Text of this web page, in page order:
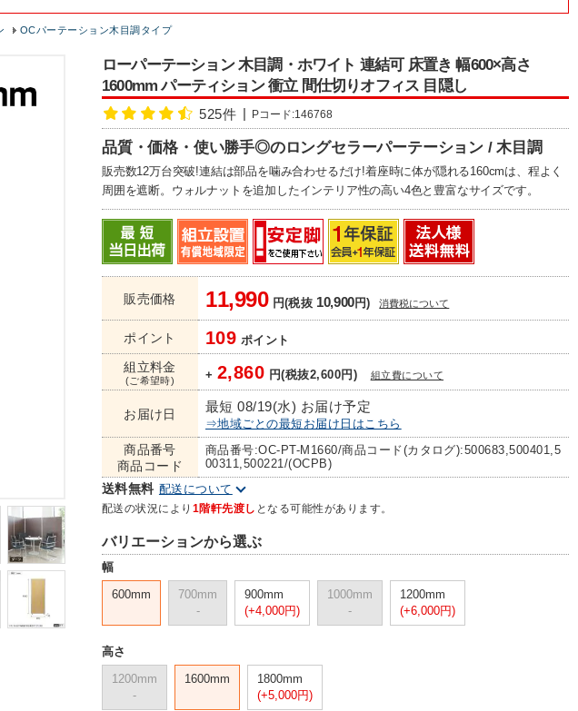
OCパーテーション木目調タイプ
ローパーテーション 木目調・ホワイト 連結可 床置き 幅600×高さ
1600mm パーティション 衝立 間仕切りオフィス 目隠し
525件 Pコード:146768
品質・価格・使い勝手◎のロングセラーパーテーション / 木目調
販売数12万台突破!連結は部品を噛み合わせるだけ!着座時に体が隠れる160cmは、程よく
周囲を遮断。ウォルナットを追加したインテリア性の高い4色と豊富なサイズです。
販売価格 11,990円(税抜 10,900円) 消費税について
ポイント 109 ポイント
組立料金
(ご希望時) + 2,860 円(税抜2,600円) 組立費について
お届け日 最短 08/19(水) お届け予定
⇒地域ごとの最短お届け日はこちら
商品番号
商品コード
商品番号:OC-PT-M1660/商品コード(カタログ):500683,500401,5
00311,500221/(OCPB)
送料無料 配送について
配送の状況により 1階軒先渡し となる可能性があります。
バリエーションから選ぶ
幅
600mm
700mm
-
900mm
(+4,000円)
1000mm
-
1200mm
(+6,000円)
高さ
1200mm
-
1600mm
1800mm
(+5,000円)